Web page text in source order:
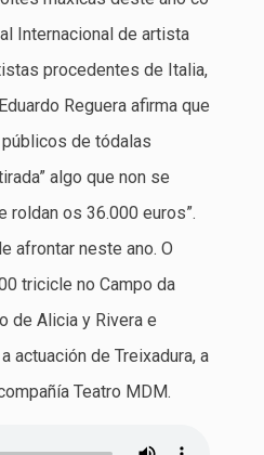
Internacional de artista
procedentes de Italia,
Reguera afirma que
de tódalas
algo que non se
roldan os 36.000 euros”.
afrontar neste ano. O
tricicle no Campo da
de Alicia y Rivera e
actuación de Treixadura, a
Teatro MDM.